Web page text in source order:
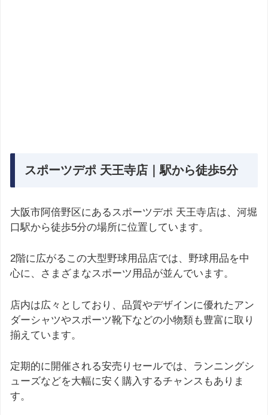
スポーツデポ 天王寺店｜駅から徒歩5分
大阪市阿倍野区にあるスポーツデポ 天王寺店は、河堀
口駅から徒歩5分の場所に位置しています。
2階に広がるこの大型野球用品店では、野球用品を中
心に、さまざまなスポーツ用品が並んでいます。
店内は広々としており、品質やデザインに優れたアン
ダーシャツやスポーツ靴下などの小物類も豊富に取り
揃えています。
定期的に開催される安売りセールでは、ランニングシ
ューズなどを大幅に安く購入するチャンスもありま
す。